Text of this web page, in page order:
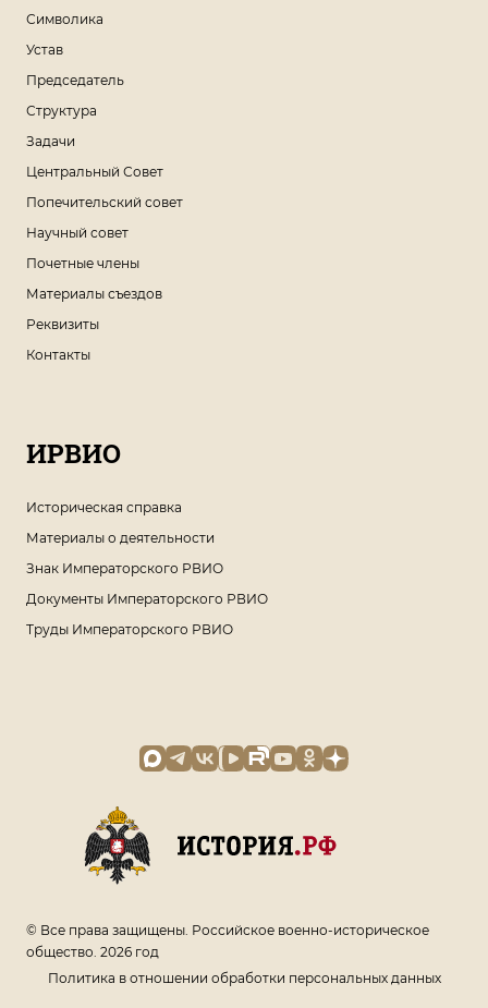
Символика
Устав
Председатель
Структура
Задачи
Центральный Совет
Попечительский совет
Научный совет
Почетные члены
Материалы съездов
Реквизиты
Контакты
ИРВИО
Историческая справка
Материалы о деятельности
Знак Императорского РВИО
Документы Императорского РВИО
Труды Императорского РВИО
© Все права защищены. Российское военно-историческое
общество. 2026 год
Политика в отношении обработки персональных данных